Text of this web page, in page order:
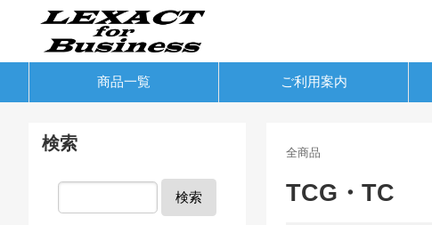
商品一覧 ご利用案内
全商品
TCG・TC
検索
検索